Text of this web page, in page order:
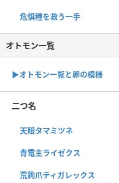
危惧種を救う一手
オトモン一覧
▶︎オトモン一覧と卵の模様
二つ名
天眼タマミツネ
青電主ライゼクス
荒鉤爪ティガレックス